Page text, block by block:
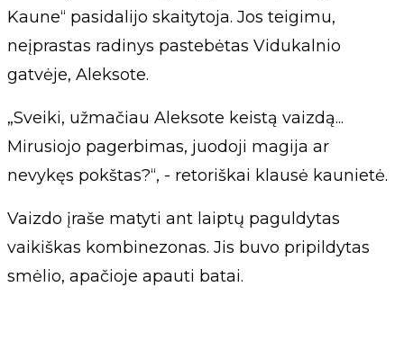
Kaune“ pasidalijo skaitytoja. Jos teigimu,
neįprastas radinys pastebėtas Vidukalnio
gatvėje, Aleksote.
„Sveiki, užmačiau Aleksote keistą vaizdą...
Mirusiojo pagerbimas, juodoji magija ar
nevykęs pokštas?“, - retoriškai klausė kaunietė.
Vaizdo įraše matyti ant laiptų paguldytas
vaikiškas kombinezonas. Jis buvo pripildytas
smėlio, apačioje apauti batai.